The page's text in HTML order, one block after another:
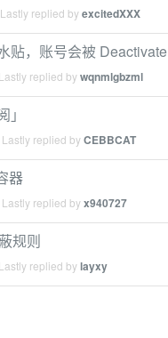
replied byexcitedXXX
贴，账号会被 Deactivate
replied bywqnmlgbzml
Lastly replied byCEBBCAT
器
Lastly replied byx940727
规则
replied bylayxy